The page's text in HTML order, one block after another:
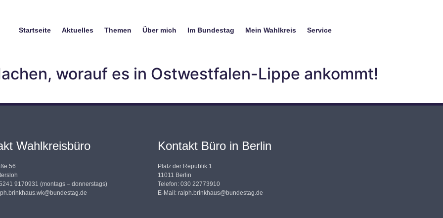
Startseite Aktuelles Themen Über mich Im Bundestag Mein Wahlkreis Service
worauf es in Ostwestfalen-Lippe ankommt!
Wahlkreisbüro
56
9170931 (montags – donnerstags)
Kontakt Büro in Berlin
Platz der Republik 1
11011 Berlin
Telefon: 030 22773910
E-Mail: ralph.brinkhaus@bundestag.de